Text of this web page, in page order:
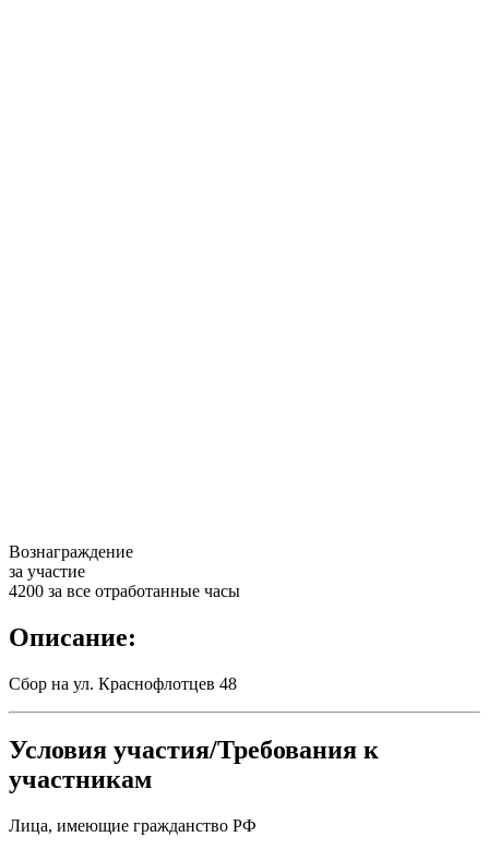
Вознаграждение
за участие
4200 за все отработанные часы
Описание:
Сбор на ул. Краснофлотцев 48
Условия участия/Требования к
участникам
Лица, имеющие гражданство РФ